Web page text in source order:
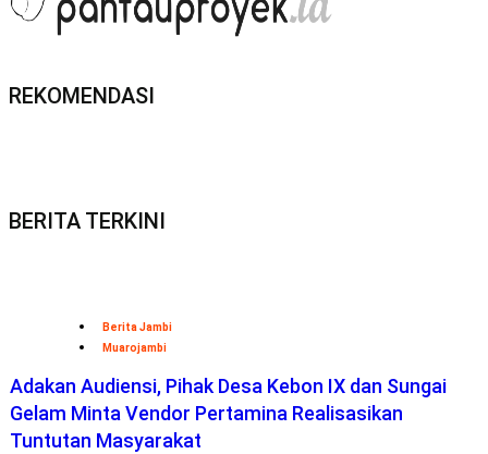
REKOMENDASI
BERITA TERKINI
Berita Jambi
Muarojambi
Adakan Audiensi, Pihak Desa Kebon IX dan Sungai
Gelam Minta Vendor Pertamina Realisasikan
Tuntutan Masyarakat